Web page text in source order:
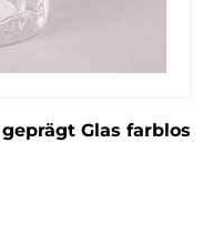
Glas farblos